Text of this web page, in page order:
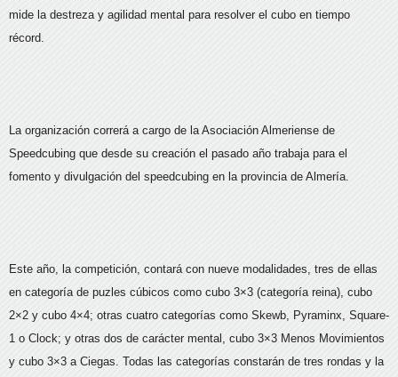
mide la destreza y agilidad mental para resolver el cubo en tiempo
récord.
La organización correrá a cargo de la Asociación Almeriense de
Speedcubing que desde su creación el pasado año trabaja para el
fomento y divulgación del speedcubing en la provincia de Almería.
Este año, la competición, contará con nueve modalidades, tres de ellas
en categoría de puzles cúbicos como cubo 3×3 (categoría reina), cubo
2×2 y cubo 4×4; otras cuatro categorías como Skewb, Pyraminx, Square-
1 o Clock; y otras dos de carácter mental, cubo 3×3 Menos Movimientos
y cubo 3×3 a Ciegas. Todas las categorías constarán de tres rondas y la